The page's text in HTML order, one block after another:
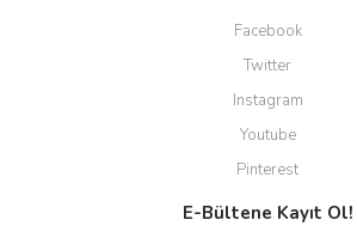
Facebook
Twitter
Instagram
Youtube
Pinterest
E-Bültene Kayıt Ol!